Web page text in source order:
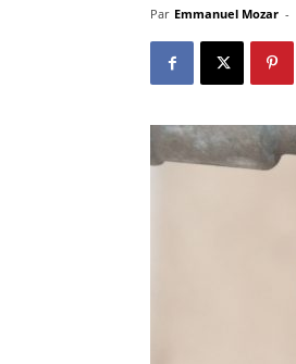
Par Emmanuel Mozar -